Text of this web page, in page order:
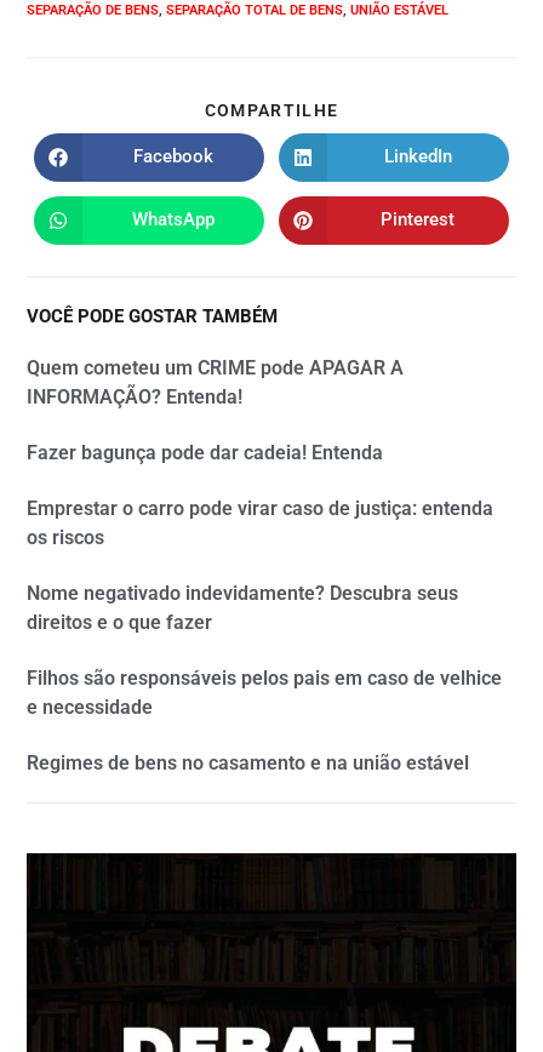
SEPARAÇÃO DE BENS, SEPARAÇÃO TOTAL DE BENS, UNIÃO ESTÁVEL
COMPARTILHE
Facebook LinkedIn
WhatsApp Pinterest
VOCÊ PODE GOSTAR TAMBÉM
Quem cometeu um CRIME pode APAGAR A
INFORMAÇÃO? Entenda!
Fazer bagunça pode dar cadeia! Entenda
Emprestar o carro pode virar caso de justiça: entenda
os riscos
Nome negativado indevidamente? Descubra seus
direitos e o que fazer
Filhos são responsáveis pelos pais em caso de velhice
e necessidade
Regimes de bens no casamento e na união estável